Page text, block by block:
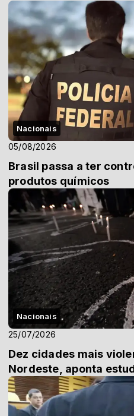
Nacionais
05/08/2026
Brasil passa a ter
produtos químicos
Nacionais
25/07/2026
Dez cidades mais
Nordeste, aponta